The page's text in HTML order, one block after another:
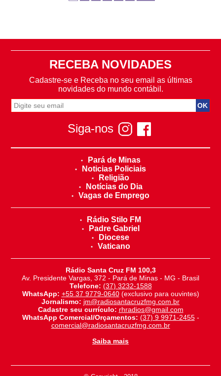
RECEBA NOVIDADES
Cadastre-se e Receba no seu email as últimas
novidades do mundo contábil.
Siga-nos
Pará de Minas
Noticias Policiais
Religião
Notícias do Dia
Vagas de Emprego
Rádio Stilo FM
Padre Gabriel
Diocese
Vaticano
Rádio Santa Cruz FM 100,3
Av. Presidente Vargas, 372 - Pará de Minas - MG - Brasil
Telefone: (37) 3232-1588
WhatsApp: +55 37 9779-0640(exclusivo para ouvintes)
Jornalismo: jm@radiosantacruzfmg.com.br
Cadastre seu currículo: rhradios@gmail.com
WhatsApp Comercial/Orçamentos: (37) 9 9971-2455-
comercial@radiosantacruzfmg.com.br
Saiba mais